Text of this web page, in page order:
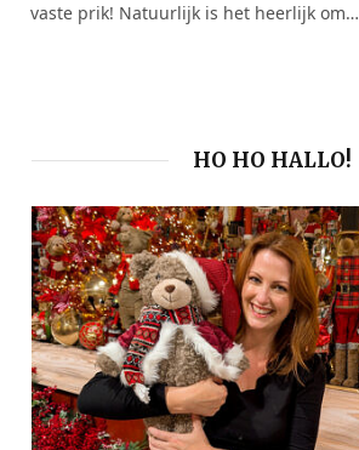
vaste prik! Natuurlijk is het heerlijk om…
HO HO HALLO!